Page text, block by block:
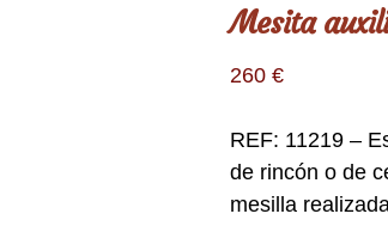
Mesita
260 €
REF: 11219 –
de rincón o de
mesilla